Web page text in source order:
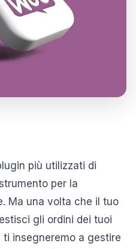
più utilizzati di
per la
Ma una volta che il tuo
gli ordini dei tuoi
insegneremo a gestire